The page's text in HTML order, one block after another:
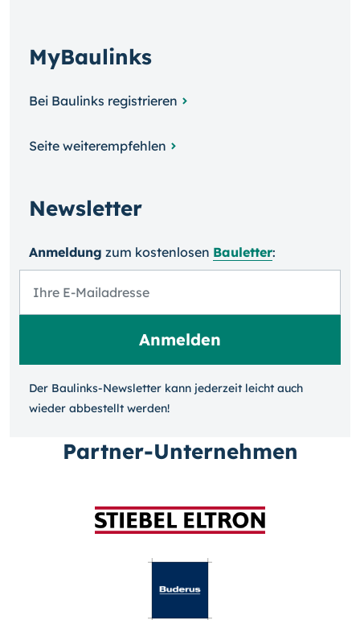
MyBaulinks
Bei Baulinks registrieren
Seite weiterempfehlen
Newsletter
Anmeldung zum kosten­losen Bauletter:
Der Baulinks-Newsletter kann jeder­zeit leicht auch
wieder ab­bestellt werden!
Partner-Unternehmen